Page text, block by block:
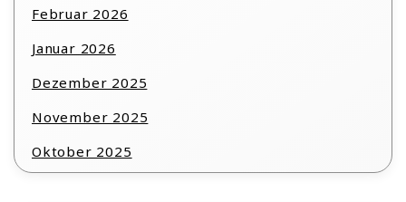
Februar 2026
Januar 2026
Dezember 2025
November 2025
Oktober 2025